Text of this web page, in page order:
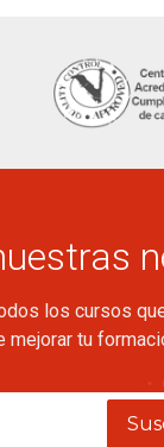
los cursos
mejorar tu